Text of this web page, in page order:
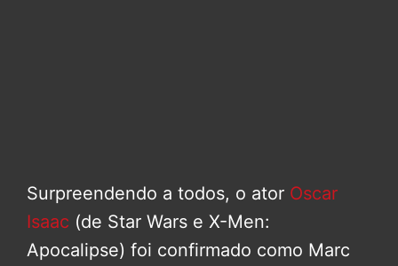
Surpreendendo a todos, o ator Oscar
Isaac (de Star Wars e X-Men:
Apocalipse) foi confirmado como Marc